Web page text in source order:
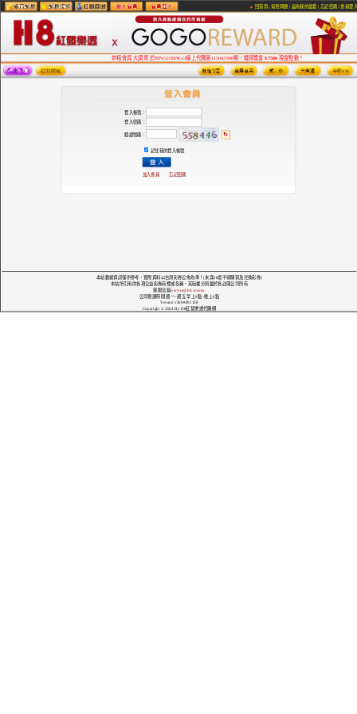
回首頁 | 常見問題 | 設為我的最愛 | 忘記密碼 | 會員登入
恭禧會員 大頭哥 於BINGOBINGO線上代購第115043998期，獲得獎金$7500 現金點數！
登入帳號：
登入密碼：
驗證號碼： ↻
記住我的登入帳號
加入會員 忘記密碼
本站數據資訊僅供參考，實際資料以台灣彩券公佈為準！(未滿18歲不得購買及兌換彩券)
本站所引用的各項公益彩券商標或名稱，其版權分別屬於各註冊公司所有
客服信箱:service@h8.com.tw
公司營運時間 週一~週五 早上9點~晚上6點
Version v2608091128
Copyright © 2024 By H8紅發樂透代購網